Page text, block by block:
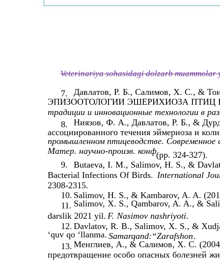
Veterinariya sohasidagi dolzarb
7.
Давлатов, Р. Б., Салимов, Х. С., &
ЭПИЗООТОЛОГИИ ЭШЕРИХИОЗА ПТИЦ
традиции и инновационные технологии в
8.
Ниязов, Ф. А., Давлатов, Р. Б., &
ассоциированного течения эймериоза и
промышленном птицеводстве.
Матер. научно-произв. конф(pp. 324-327).
9.
Butaeva, I. М., Salimov, H. S., &
Bacterial Infections Of Birds. International
2308-2315.
10. Salimov, H. S., & Kambarov, A. A.
11. Salimov, X. S., Qambarov, A. A., &
darslik 2021 yil. F. Nasimov nashriyoti.
12. Davlatov, R. B., Salimov, X. S., &
‘quv qo ‘llanma. Samarqand:“Zarafshon.
13. Менглиев, А., & Салимов, Х. С.
предотвращение особо опасных болезней